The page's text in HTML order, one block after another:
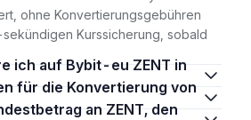
ohne Konvertierungsgebühren
Kurssicherung, sobald